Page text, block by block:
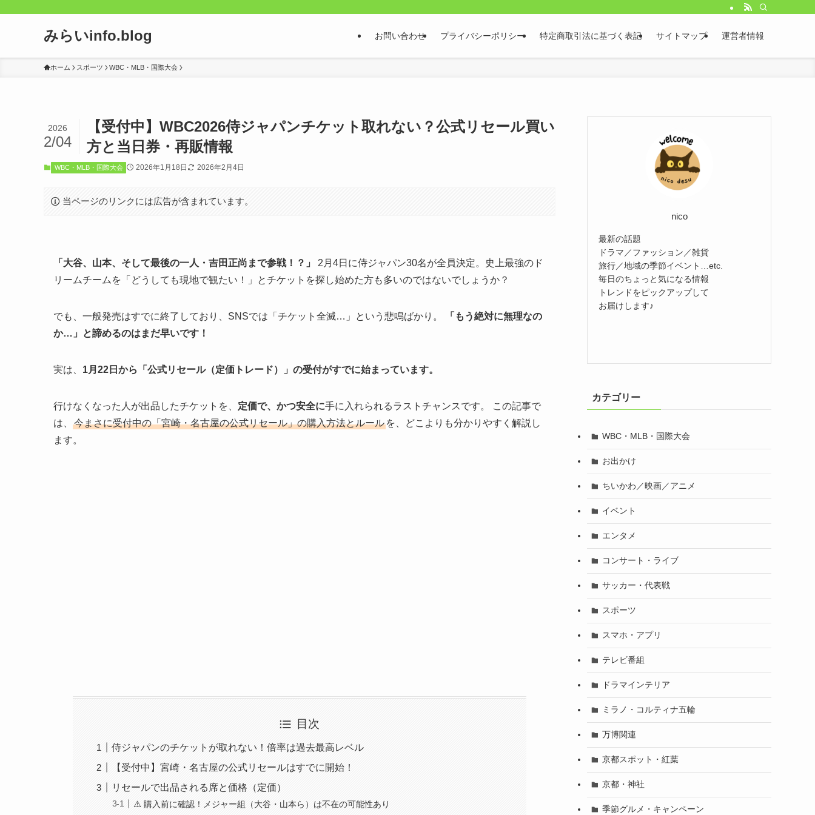
みらいinfo.blog お問い合わせ プライバシーポリシー 特定商取引法に基づく表記 サイトマップ 運営者情報
ホーム スポーツ WBC・MLB・国際大会
【受付中】WBC2026侍ジャパンチケット取れない？公式リセール買い
方と当日券・再販情報
2026
2/04
WBC・MLB・国際大会 2026年1月18日 2026年2月4日
当ページのリンクには広告が含まれています。
「大谷、山本、そして最後の一人・吉田正尚まで参戦！？」
2月4日に侍ジャパン30名が全員決定。史上最強のド
リームチームを「どうしても現地で観たい！」とチケットを探し始めた方も多いのではないでしょうか？
でも、一般発売はすでに終了しており、SNSでは「チケット全滅…」という悲鳴ばかり。
「もう絶対に無理なの
か…」と諦めるのはまだ早いです！
実は、 1月22日から「公式リセール（定価トレード）」の受付がすでに始まっています。
行けなくなった人が出品したチケットを、 定価で、かつ安全に手に入れられるラストチャンスです。 この記事で
は、
今まさに受付中の「宮崎・名古屋の公式リセール」の購入方法とルール を、どこよりも分かりやすく解説し
ます。
目次
侍ジャパンのチケットが取れない！倍率は過去最高レベル
【受付中】宮崎・名古屋の公式リセールはすでに開始！
リセールで出品される席と価格（定価）
⚠️ 購入前に確認！メジャー組（大谷・山本ら）は不在の可能性あり
nico
最新の話題
ドラマ／ファッション／雑貨
旅行／地域の季節イベント…etc.
毎日のちょっと気になる情報
トレンドをピックアップして
お届けします♪
カテゴリー
WBC・MLB・国際大会
お出かけ
ちいかわ／映画／アニメ
イベント
エンタメ
コンサート・ライブ
サッカー・代表戦
スポーツ
スマホ・アプリ
テレビ番組
ドラマインテリア
ミラノ・コルティナ五輪
万博関連
京都スポット・紅葉
京都・神社
季節グルメ・キャンペーン